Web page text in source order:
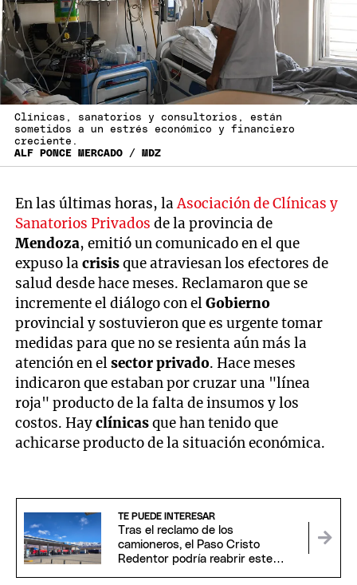
Clínicas, sanatorios y consultorios, están
sometidos a un estrés económico y financiero
creciente.
ALF PONCE MERCADO / MDZ
En las últimas horas, laAsociación de Clínicas y
Sanatorios Privados de la provincia de
Mendoza, emitió un comunicado en el que
expuso lacrisisque atraviesan los efectores de
salud desde hace meses. Reclamaron que se
incremente el diálogo con elGobierno
provincial y sostuvieron que es urgente tomar
medidas para que no se resienta aún más la
atención en elsector privado. Hace meses
indicaron que estaban por cruzar una "línea
roja" producto de la falta de insumos y los
costos. Hayclínicasque han tenido que
achicarse producto de la situación económica.
TE PUEDE INTERESAR
Tras el reclamo de los
camioneros, el Paso Cristo
Redentor podría reabrir este